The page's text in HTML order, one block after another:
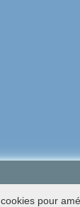
pour